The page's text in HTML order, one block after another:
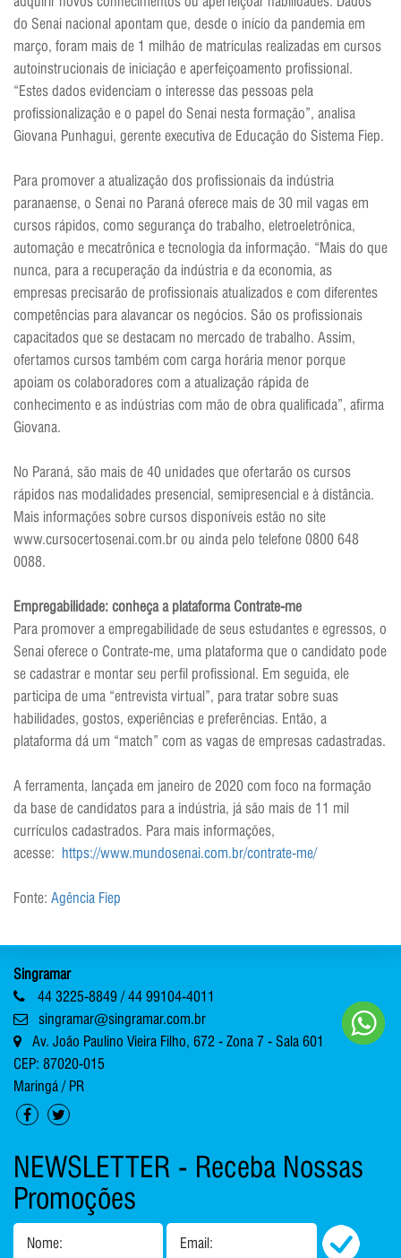
do Senai nacional apontam que, desde o início da pandemia em
março, foram mais de 1 milhão de matrículas realizadas em cursos
autoinstrucionais de iniciação e aperfeiçoamento profissional.
“Estes dados evidenciam o interesse das pessoas pela
profissionalização e o papel do Senai nesta formação”, analisa
Giovana Punhagui, gerente executiva de Educação do Sistema Fiep.
Para promover a atualização dos profissionais da indústria
paranaense, o Senai no Paraná oferece mais de 30 mil vagas em
cursos rápidos, como segurança do trabalho, eletroeletrônica,
automação e mecatrônica e tecnologia da informação. “Mais do que
nunca, para a recuperação da indústria e da economia, as
empresas precisarão de profissionais atualizados e com diferentes
competências para alavancar os negócios. São os profissionais
capacitados que se destacam no mercado de trabalho. Assim,
ofertamos cursos também com carga horária menor porque
apoiam os colaboradores com a atualização rápida de
conhecimento e as indústrias com mão de obra qualificada”, afirma
Giovana.
No Paraná, são mais de 40 unidades que ofertarão os cursos
rápidos nas modalidades presencial, semipresencial e à distância.
Mais informações sobre cursos disponíveis estão no site
www.cursocertosenai.com.br ou ainda pelo telefone 0800 648
0088.
Empregabilidade: conheça a plataforma Contrate-me
Para promover a empregabilidade de seus estudantes e egressos, o
Senai oferece o Contrate-me, uma plataforma que o candidato pode
se cadastrar e montar seu perfil profissional. Em seguida, ele
participa de uma “entrevista virtual”, para tratar sobre suas
habilidades, gostos, experiências e preferências. Então, a
plataforma dá um “match” com as vagas de empresas cadastradas.
A ferramenta, lançada em janeiro de 2020 com foco na formação
da base de candidatos para a indústria, já são mais de 11 mil
currículos cadastrados. Para mais informações,
acesse: https://www.mundosenai.com.br/contrate-me/
Fonte: Agência Fiep
Singramar
44 3225-8849 / 44 99104-4011
singramar@singramar.com.br
Av. João Paulino Vieira Filho, 672 - Zona 7 - Sala 601
CEP: 87020-015
Maringá / PR
NEWSLETTER - Receba Nossas
Promoções
Nome: Email: